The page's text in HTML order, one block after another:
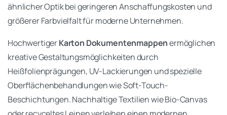
ähnlicher Optik bei geringeren Anschaffungskosten und
größerer Farbvielfalt für moderne Unternehmen.
HochwertigerKarton Dokumentenmappenermöglichen
kreative Gestaltungsmöglichkeiten durch
Heißfolienprägungen, UV-Lackierungen und spezielle
Oberflächenbehandlungen wie Soft-Touch-
Beschichtungen. Nachhaltige Textilien wie Bio-Canvas